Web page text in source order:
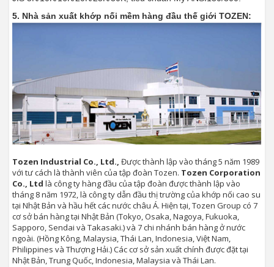
5. Nhà sản xuất khớp nối mềm hàng đầu thế giới TOZEN:
Tozen Industrial Co., Ltd., Được thành lập vào tháng 5 năm 1989
với tư cách là thành viên của tập đoàn Tozen. Tozen Corporation
Co., Ltd là công ty hàng đầu của tập đoàn được thành lập vào
tháng 8 năm 1972, là công ty dẫn đầu thị trường của khớp nối cao su
tại Nhật Bản và hầu hết các nước châu Á. Hiện tại, Tozen Group có 7
cơ sở bán hàng tại Nhật Bản (Tokyo, Osaka, Nagoya, Fukuoka,
Sapporo, Sendai và Takasaki.) và 7 chi nhánh bán hàng ở nước
ngoài. (Hồng Kông, Malaysia, Thái Lan, Indonesia, Việt Nam,
Philippines và Thượng Hải.) Các cơ sở sản xuất chính được đặt tại
Nhật Bản, Trung Quốc, Indonesia, Malaysia và Thái Lan.